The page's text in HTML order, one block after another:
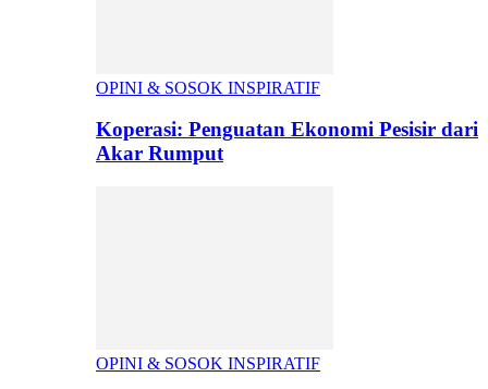
OPINI & SOSOK INSPIRATIF
Koperasi: Penguatan Ekonomi Pesisir dari
Akar Rumput
OPINI & SOSOK INSPIRATIF